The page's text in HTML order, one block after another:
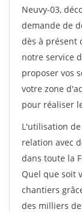
Neuvy-03,
demande de
dès à présent
notre service
proposer vos
votre zone
pour réaliser
L'utilisation
relation avec
dans toute la
Quel que soit
chantiers
des milliers